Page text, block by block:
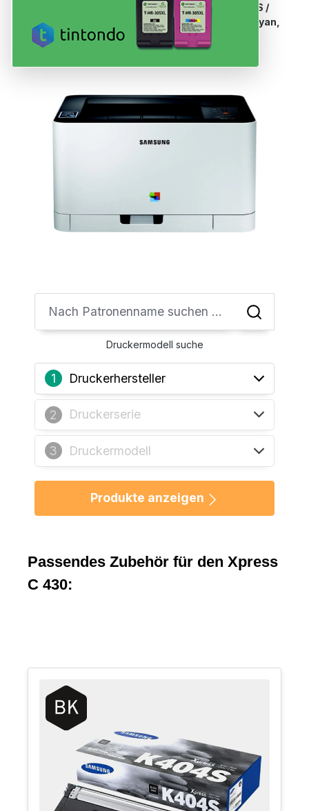
Dein Drucker nutzt Patronen der Serie CLT-C404S /
M404S / Y404S / K404S, MLT-R406
Black, Cyan,
Magenta, Yellow, Color
Druckermodell suche
1 Druckerhersteller
2 Druckerserie
3 Druckermodell
Produkte anzeigen
Passendes Zubehör für den Xpress
C 430: